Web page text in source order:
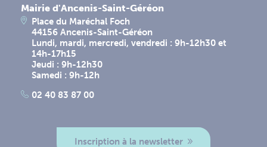
Mairie d'Ancenis-Saint-Géréon
Place du Maréchal Foch
44156 Ancenis-Saint-Géréon
Lundi, mardi, mercredi, vendredi : 9h-12h30 et
14h-17h15
Jeudi : 9h-12h30
Samedi : 9h-12h
02 40 83 87 00
Inscription à la newsletter